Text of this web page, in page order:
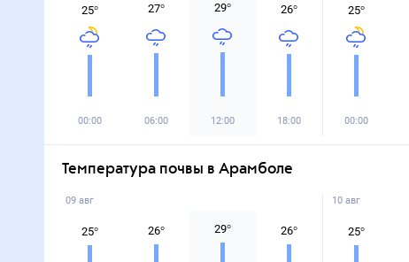
25°
00:00
27°
06:00
29°
12:00
26°
18:00
25°
00:00
Температура почвы в Арамболе
09 авг
25° 26° 29° 26°
10 авг
25°